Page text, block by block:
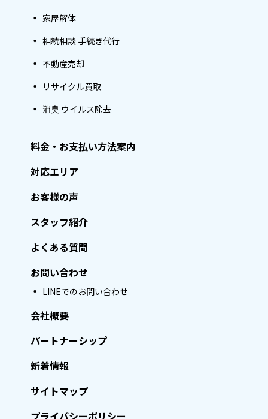
家屋解体
相続相談 手続き代行
不動産売却
リサイクル買取
消臭 ウイルス除去
料金・お支払い方法案内
対応エリア
お客様の声
スタッフ紹介
よくある質問
お問い合わせ
LINEでのお問い合わせ
会社概要
パートナーシップ
新着情報
サイトマップ